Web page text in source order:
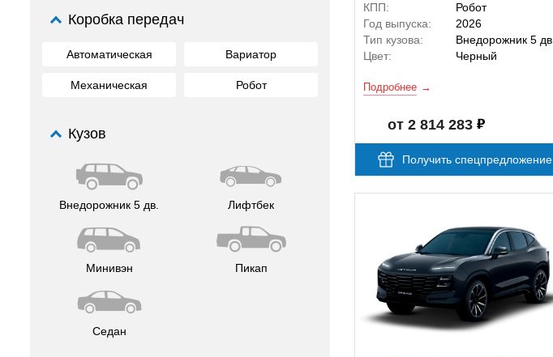
Коробка передач
Автоматическая Вариатор
Механическая Робот
Кузов
Внедорожник 5 дв. Лифтбек
Минивэн Пикап
Седан
КПП:
Робот
Год выпуска:
2026
Тип кузова:
Внедорожник 5 дв.
Цвет:
Черный
Подробнее
от 2 814 283
Получить спецпредложение